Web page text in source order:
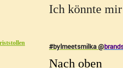
Ich könnte
#bylmeetsmilka@
Nach oben